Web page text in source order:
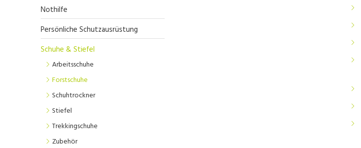
Nothilfe
Persönliche Schutzausrüstung
Schuhe & Stiefel
Arbeitsschuhe
Forstschuhe
Schuhtrockner
Stiefel
Trekkingschuhe
Zubehör